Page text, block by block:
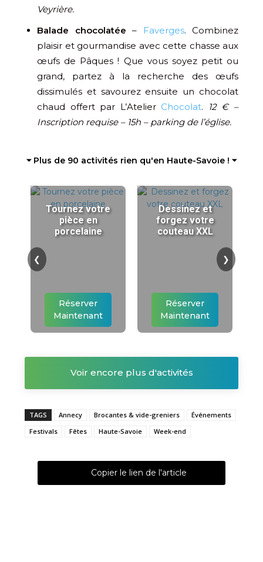
Veyrière.
Balade chocolatée – Faverges. Combinez
plaisir et gourmandise avec cette chasse aux
œufs de Pâques ! Que vous soyez petit ou
grand, partez à la recherche des œufs
dissimulés et savourez ensuite un chocolat
chaud offert par L’Atelier Chocolat.
12 € –
Inscription requise – 15h – parking de l’église.
⏷ Plus de 90 activités rien qu'en Haute-Savoie ! ⏷
Tournez votre
pièce en
porcelaine
Réserver
Maintenant
Dessinez et
forgez votre
couteau XXL
Réserver
Maintenant
❮ ❯
Voir encore plus d'activités
TAGS Annecy Brocantes & vide-greniers
Événements
Festivals
Fêtes Haute-Savoie Week-end
Copier le lien de l'article